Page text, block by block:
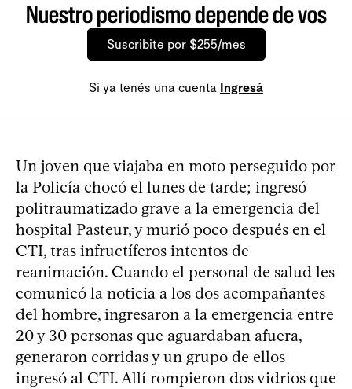
Nuestro periodismo depende de vos
Suscribite por $255/mes
Si ya tenés una cuenta Ingresá
Un joven que viajaba en moto perseguido por
la Policía chocó el lunes de tarde; ingresó
politraumatizado grave a la emergencia del
hospital Pasteur, y murió poco después en el
CTI, tras infructíferos intentos de
reanimación. Cuando el personal de salud les
comunicó la noticia a los dos acompañantes
del hombre, ingresaron a la emergencia entre
20 y 30 personas que aguardaban afuera,
generaron corridas y un grupo de ellos
ingresó al CTI. Allí rompieron dos vidrios que